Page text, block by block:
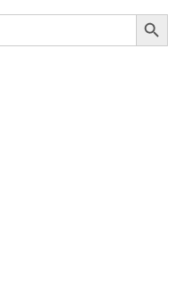
Botón de